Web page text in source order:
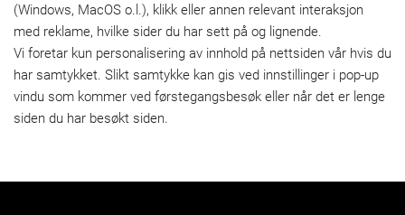
(Windows, MacOS o.l.), klikk eller annen relevant interaksjon
med reklame, hvilke sider du har sett på og lignende.
Vi foretar kun personalisering av innhold på nettsiden vår hvis du
har samtykket. Slikt samtykke kan gis ved innstillinger i pop-up
vindu som kommer ved førstegangsbesøk eller når det er lenge
siden du har besøkt siden.